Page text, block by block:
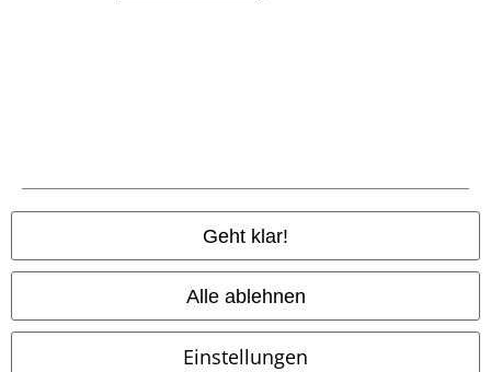
Geht klar!
Alle ablehnen
Einstellungen
Datenschutz
Entsorgung und Umweltschutz
Information zur Barrierefreiheit